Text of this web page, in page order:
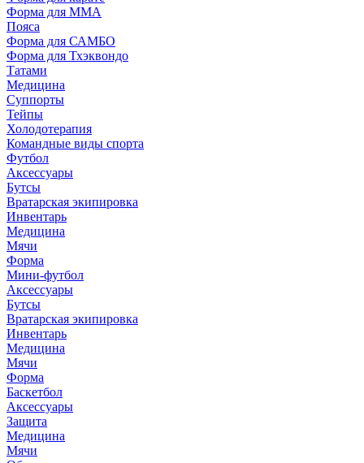
Форма для MMA
Пояса
Форма для САМБО
Форма для Тхэквондо
Татами
Медицина
Суппорты
Тейпы
Холодотерапия
Командные виды спорта
Футбол
Аксессуары
Бутсы
Вратарская экипировка
Инвентарь
Медицина
Мячи
Форма
Мини-футбол
Аксессуары
Бутсы
Вратарская экипировка
Инвентарь
Медицина
Мячи
Форма
Баскетбол
Аксессуары
Защита
Медицина
Мячи